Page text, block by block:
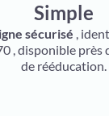
Simple
sécurisé ,
, disponible près
de rééducation.